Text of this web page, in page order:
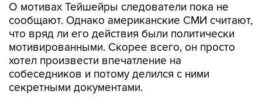
О мотивах Тейшейры следователи пока не
сообщают. Однако американские СМИ считают,
что вряд ли его действия были политически
мотивированными. Скорее всего, он просто
хотел произвести впечатление на
собеседников и потому делился с ними
секретными документами.